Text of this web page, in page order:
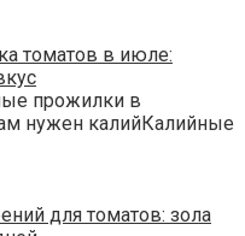
томатов в июле:
прожилки в
нужен калийКалийные
для томатов: зола